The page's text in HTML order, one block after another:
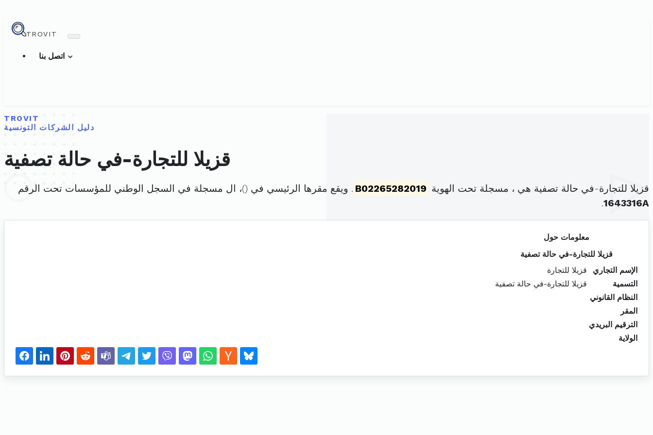
TROVIT
TROVIT
دليل الشركات التونسية
قزيلا للتجارة-في حالة تصفية
قزيلا للتجارة-في حالة تصفية هي ، مسجلة تحت الهوية B02265282019 . ويقع مقرها الرئيسي في ()، ال مسجلة في السجل الوطني للمؤسسات تحت الرقم
1643316A
.
معلومات حول
قزيلا للتجارة-في حالة تصفية
الإسم التجاري
قزيلا للتجارة
التسمية
قزيلا للتجارة-في حالة تصفية
النظام القانوني
المقر
الترقيم البريدي
الولاية